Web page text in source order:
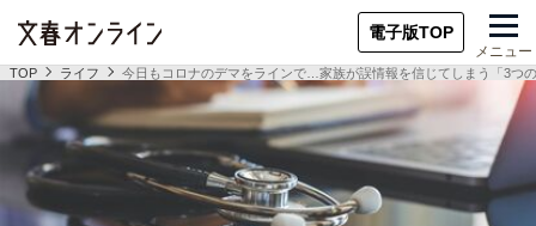
電子版TOP
メニュー
TOP ライフ 今日もコロナのデマをラインで…家族が誤情報を信じてしまう「3つ